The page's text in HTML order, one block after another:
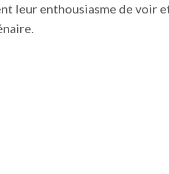
leur enthousiasme de voir